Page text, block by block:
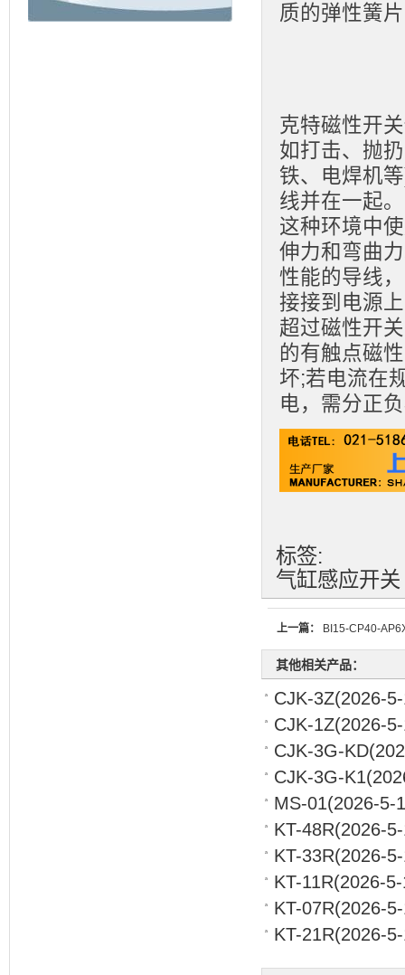
质的弹性簧
克特磁性开
如打击、抛
铁、电焊机
线并在一起
这种环境中
伸力和弯曲
性能的导线
接接到电源
超过磁性开
的有触点磁
坏;若电流在
电，需分正
标签:
气缸感应开关
上一篇： BI15-CP40-
其他相关产品：
CJK-3Z(2026-
CJK-1Z(2026-
CJK-3G-KD
CJK-3G-K1
MS-01(2026-5-
KT-48R(2026-
KT-33R(2026-
KT-11R(2026-
KT-07R(2026-
KT-21R(2026-